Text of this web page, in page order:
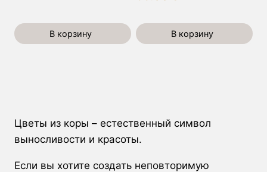
В корзину В корзину
Цветы из коры – естественный символ
выносливости и красоты.
Если вы хотите создать неповторимую